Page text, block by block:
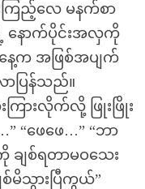
ြည့်လေ မနက်စာ
ရဲ့ နောက်ပိုင်းအလှကို
က အဖြစ်အပျက်
ပြန်သည်။
ြားလိုက်လို့ ဖြုးဖြိုး
“ဖေဖေ…” “ဘာ
ျစ်ရတာမဝသေး
မိသွားပြီကွယ်”